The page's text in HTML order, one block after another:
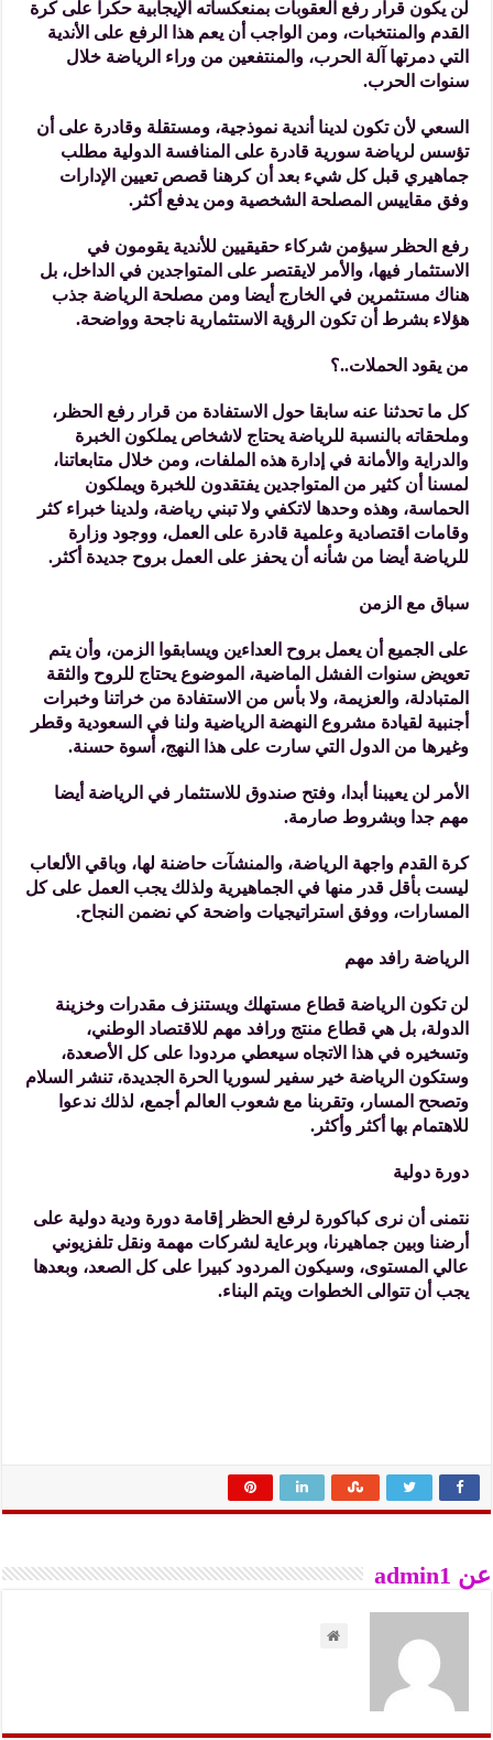
لن يكون قرار رفع العقوبات بمنعكساته الإيجابية حكرا على كرة
القدم والمنتخبات، ومن الواجب أن يعم هذا الرفع على الأندية
التي دمرتها آلة الحرب، والمنتفعين من وراء الرياضة خلال
سنوات الحرب.
السعي لأن تكون لدينا أندية نموذجية، ومستقلة وقادرة على أن
تؤسس لرياضة سورية قادرة على المنافسة الدولية مطلب
جماهيري قبل كل شيء بعد أن كرهنا قصص تعيين الإدارات
وفق مقاييس المصلحة الشخصية ومن يدفع أكثر.
رفع الحظر سيؤمن شركاء حقيقيين للأندية يقومون في
الاستثمار فيها، والأمر لايقتصر على المتواجدين في الداخل، بل
هناك مستثمرين في الخارج أيضا ومن مصلحة الرياضة جذب
هؤلاء بشرط أن تكون الرؤية الاستثمارية ناجحة وواضحة.
من يقود الحملات..؟
كل ما تحدثنا عنه سابقا حول الاستفادة من قرار رفع الحظر،
وملحقاته بالنسبة للرياضة يحتاج لاشخاص يملكون الخبرة
والدراية والأمانة في إدارة هذه الملفات، ومن خلال متابعاتنا،
لمسنا أن كثير من المتواجدين يفتقدون للخبرة ويملكون
الحماسة، وهذه وحدها لاتكفي ولا تبني رياضة، ولدينا خبراء كثر
وقامات اقتصادية وعلمية قادرة على العمل، ووجود وزارة
للرياضة أيضا من شأنه أن يحفز على العمل بروح جديدة أكثر.
سباق مع الزمن
على الجميع أن يعمل بروح العداءين ويسابقوا الزمن، وأن يتم
تعويض سنوات الفشل الماضية، الموضوع يحتاج للروح والثقة
المتبادلة، والعزيمة، ولا بأس من الاستفادة من خراتنا وخبرات
أجنبية لقيادة مشروع النهضة الرياضية ولنا في السعودية وقطر
وغيرها من الدول التي سارت على هذا النهج، أسوة حسنة.
الأمر لن يعيبنا أبدا، وفتح صندوق للاستثمار في الرياضة أيضا
مهم جدا وبشروط صارمة.
كرة القدم واجهة الرياضة، والمنشآت حاضنة لها، وباقي الألعاب
ليست بأقل قدر منها في الجماهيرية ولذلك يجب العمل على كل
المسارات، ووفق استراتيجيات واضحة كي نضمن النجاح.
الرياضة رافد مهم
لن تكون الرياضة قطاع مستهلك ويستنزف مقدرات وخزينة
الدولة، بل هي قطاع منتج ورافد مهم للاقتصاد الوطني،
وتسخيره في هذا الاتجاه سيعطي مردودا على كل الأصعدة،
وستكون الرياضة خير سفير لسوريا الحرة الجديدة، تنشر السلام
وتصحح المسار، وتقربنا مع شعوب العالم أجمع، لذلك ندعوا
للاهتمام بها أكثر وأكثر.
دورة دولية
نتمنى أن نرى كباكورة لرفع الحظر إقامة دورة ودية دولية على
أرضنا وبين جماهيرنا، وبرعاية لشركات مهمة ونقل تلفزيوني
عالي المستوى، وسيكون المردود كبيرا على كل الصعد، وبعدها
يجب أن تتوالى الخطوات ويتم البناء.
عن admin1